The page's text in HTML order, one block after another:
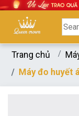
Trang chủ
Máy đo huyết